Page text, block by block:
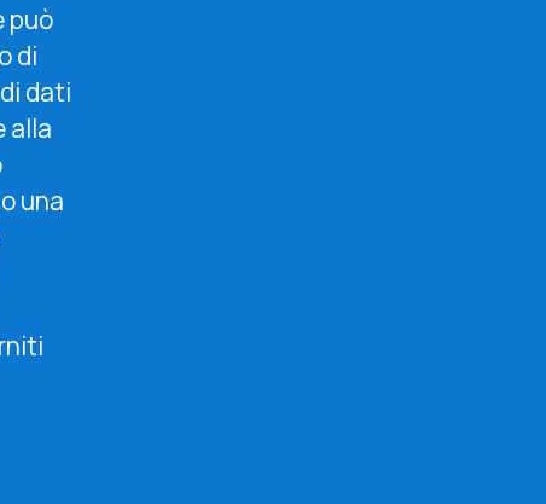
può
di
dati
alla
una